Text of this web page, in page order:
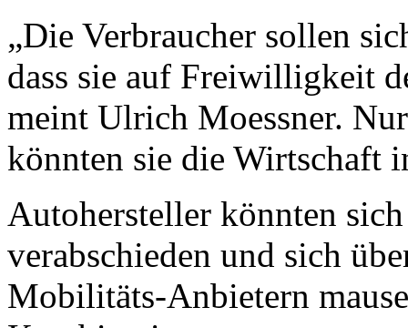
„Die Verbraucher sollen
dass sie auf Freiwilligkeit
meint Ulrich Moessner.
könnten sie die Wirtschaft
Autohersteller könnten
verabschieden und sich
Mobilitäts-Anbietern